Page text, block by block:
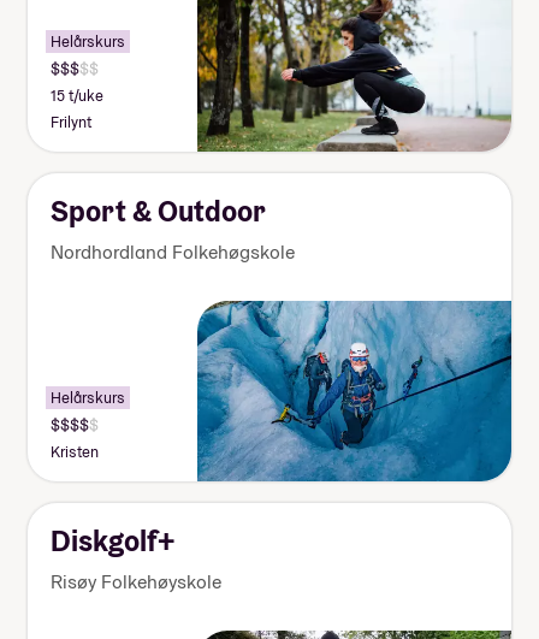
Helårskurs
15 t/uke
Frilynt
Sport & Outdoor
Nordhordland Folkehøgskole
Helårskurs
Kristen
Diskgolf+
Risøy Folkehøyskole